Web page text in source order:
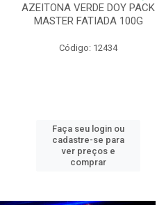
AZEITONA VERDE DOY PACK
MASTER FATIADA 100G
Código: 12434
Faça seu login ou
cadastre-se para
ver preços e
comprar